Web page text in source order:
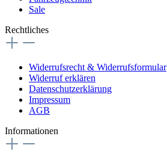
Sale
Rechtliches
Widerrufsrecht & Widerrufsformular
Widerruf erklären
Datenschutzerklärung
Impressum
AGB
Informationen